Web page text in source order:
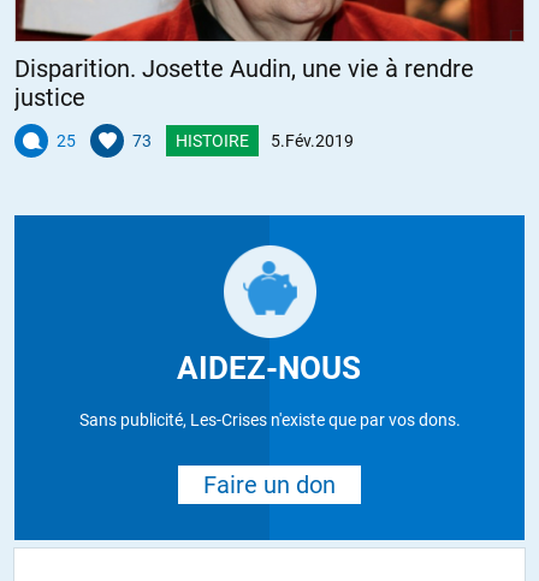
Disparition. Josette Audin, une vie à rendre
justice
25 73 HISTOIRE 5.Fév.2019
AIDEZ-NOUS
Sans publicité, Les-Crises n'existe que par vos dons.
Faire un don